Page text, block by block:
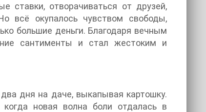
ставки, отворачиваться от друзей,
всё окупалось чувством свободы,
большие деньги. Благодаря вечным
сантименты и стал жестоким и
дня на даче, выкапывая картошку.
новая волна боли отдалась в